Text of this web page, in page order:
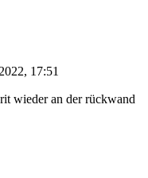
17:51
wieder an der rückwand